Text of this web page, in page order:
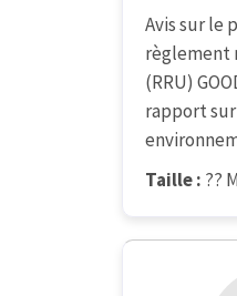
Avis sur le
règlement
(RRU)
rapport
Taille : ??